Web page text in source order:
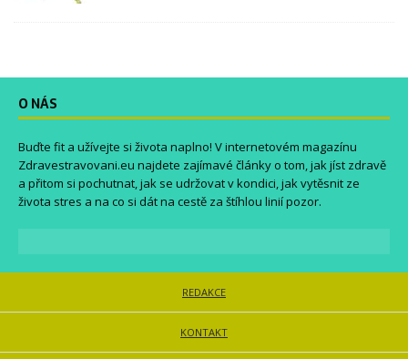
O NÁS
Buďte fit a užívejte si života naplno! V internetovém magazínu
Zdravestravovani.eu najdete zajímavé články o tom, jak jíst zdravě
a přitom si pochutnat, jak se udržovat v kondici, jak vytěsnit ze
života stres a na co si dát na cestě za štíhlou linií pozor.
REDAKCE
KONTAKT